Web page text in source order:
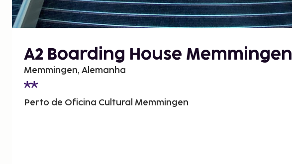
A2 Boarding House Memmingen
Memmingen, Alemanha
Perto de Oficina Cultural Memmingen